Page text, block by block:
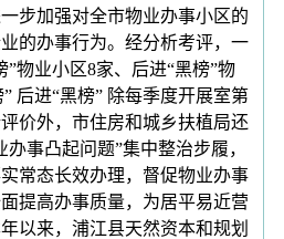
步加强对全市物业办事小区的
的办事行为。经分析考评，一
物业小区8家、后进“黑榜”物
后进“黑榜” 除每季度开展室第
价外，市住房和城乡扶植局还
事凸起问题”集中整治步履，
常态长效办理，督促物业办事
提高办事质量，为居平易近营
以来，浦江县天然资本和规划